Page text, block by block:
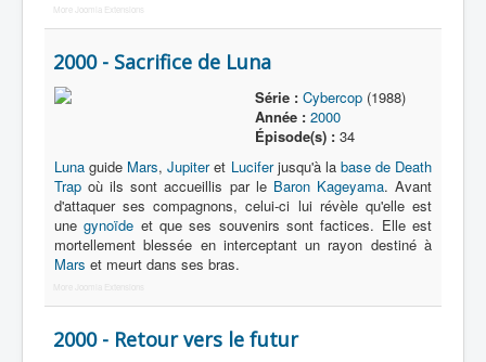
More Joomla Extensions
2000 - Sacrifice de Luna
Série : Cybercop (1988)
Année : 2000
Épisode(s) : 34
Luna guide Mars,Jupiteret Luciferjusqu'à la base de Death
Trap où ils sont accueillis par le Baron Kageyama. Avant
d'attaquer ses compagnons, celui-ci lui révèle qu'elle est
unegynoïde et que ses souvenirs sont factices. Elle est
mortellement blessée en interceptant un rayon destiné à
Mars et meurt dans ses bras.
More Joomla Extensions
2000 - Retour vers le futur